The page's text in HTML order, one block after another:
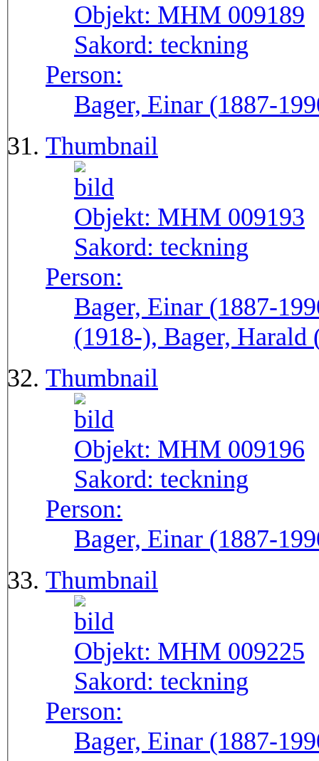
Objekt: MHM 009189
Sakord: teckning
Person:
Bager, Einar (1887-
Thumbnail
Objekt: MHM 009193
Sakord: teckning
Person:
Bager, Einar (1887-
(1918-), Bager, Harald
Thumbnail
Objekt: MHM 009196
Sakord: teckning
Person:
Bager, Einar (1887-
Thumbnail
Objekt: MHM 009225
Sakord: teckning
Person:
Bager, Einar (1887-